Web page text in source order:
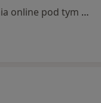
Specjalista nie oferuje umawiania online pod tym adresem.